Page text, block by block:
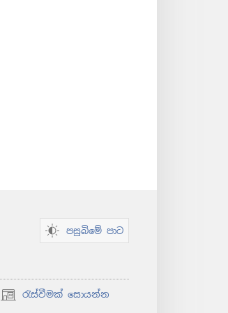
පසුබිමේ පාට
රැස්වීමක් සොයන්න
(opens